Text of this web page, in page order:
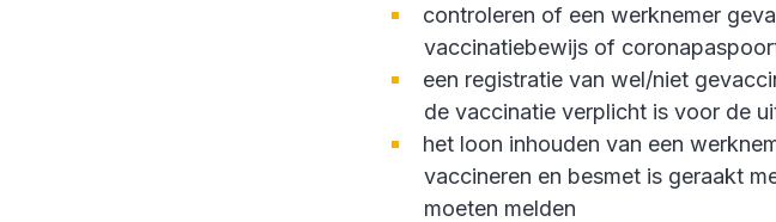
controleren of een werknemer
vaccinatiebewijs of
een registratie van wel/niet
de vaccinatie verplicht is voor de
het loon inhouden van een
vaccineren en besmet is geraakt
moeten melden